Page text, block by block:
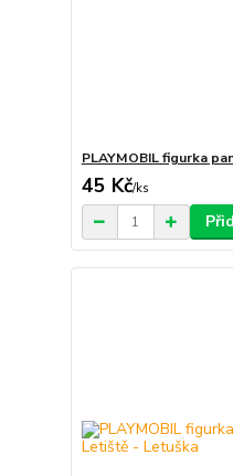
PLAYMOBIL figurka
45 Kč/ks